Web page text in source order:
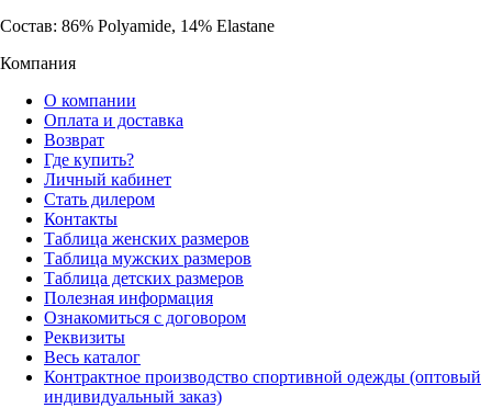
Состав: 86% Polyamide, 14% Elastane
Компания
О компании
Оплата и доставка
Возврат
Где купить?
Личный кабинет
Стать дилером
Контакты
Таблица женских размеров
Таблица мужских размеров
Таблица детских размеров
Полезная информация
Ознакомиться с договором
Реквизиты
Весь каталог
Контрактное производство спортивной одежды (оптовый
индивидуальный заказ)